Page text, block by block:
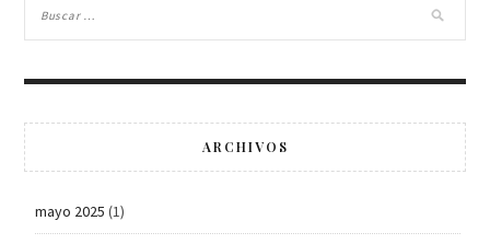
ARCHIVOS
mayo 2025 (1)